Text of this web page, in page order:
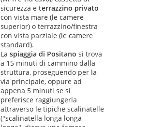
sicurezza e terrazzino privato
con vista mare (le camere
superior) o terrazzino/finestra
con vista parziale (le camere
standard).
La spiaggia di Positano si trova
a 15 minuti di cammino dalla
struttura, proseguendo per la
via principale, oppure ad
appena 5 minuti se si
preferisce raggiungerla
attraverso le tipiche scalinatelle
("scalinatella longa longa